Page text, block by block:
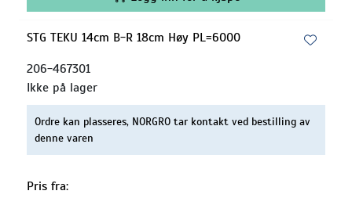
STG TEKU 14cm B-R 18cm Høy PL=6000
206-467301
Ikke på lager
Ordre kan plasseres, NORGRO tar kontakt ved bestilling av
denne varen
Pris fra: